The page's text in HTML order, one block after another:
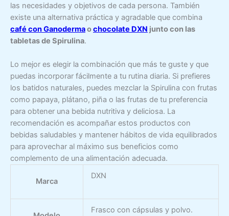
las necesidades y objetivos de cada persona. También
existe una alternativa práctica y agradable que combina
café con Ganodermaochocolate DXN junto con las
tabletas de Spirulina.
Lo mejor es elegir la combinación que más te guste y que
puedas incorporar fácilmente a tu rutina diaria. Si prefieres
los batidos naturales, puedes mezclar la Spirulina con frutas
como papaya, plátano, piña o las frutas de tu preferencia
para obtener una bebida nutritiva y deliciosa. La
recomendación es acompañar estos productos con
bebidas saludables y mantener hábitos de vida equilibrados
para aprovechar al máximo sus beneficios como
complemento de una alimentación adecuada.
Marca
DXN
Frasco con cápsulas y polvo.